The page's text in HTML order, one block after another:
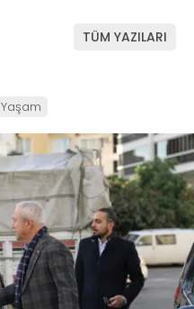
TÜM YAZILARI
Yaşam